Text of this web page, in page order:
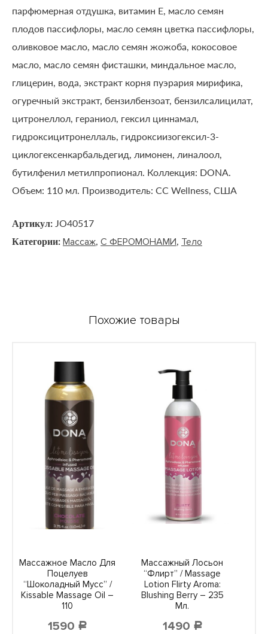
парфюмерная отдушка, витамин Е, масло семян
плодов пассифлоры, масло семян цветка пассифлоры,
оливковое масло, масло семян жожоба, кокосовое
масло, масло семян фисташки, миндальное масло,
глицерин, вода, экстракт корня пуэрария мирифика,
огуречный экстракт, бензилбензоат, бензилсалицилат,
цитронеллол, гераниол, гексил циннамал,
гидроксицитронеллаль, гидроксиизогексил-3-
циклогексенкарбальдегид, лимонен, линалоол,
бутилфенил метилпропионал. Коллекция: DONA.
Объем: 110 мл. Производитель: CC Wellness, США
Артикул: JO40517
Категории: Массаж, С ФЕРОМОНАМИ, Тело
Похожие товары
Массажное Масло Для
Поцелуев
“Шоколадный Мусс” /
Kissable Massage Oil –
110
1590 Р
Массажный Лосьон
“Флирт” / Massage
Lotion Flirty Aroma:
Blushing Berry – 235
Мл.
1490 Р